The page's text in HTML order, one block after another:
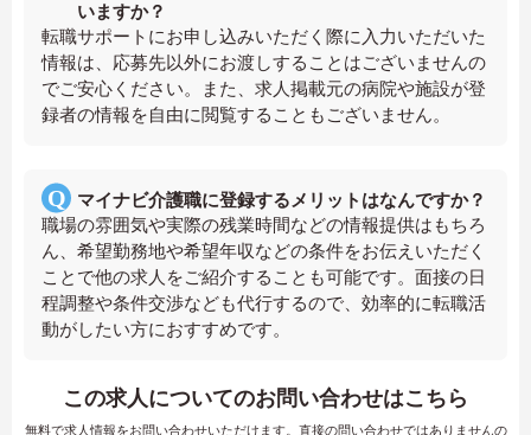
いますか？
転職サポートにお申し込みいただく際に入力いただいた
情報は、応募先以外にお渡しすることはございませんの
でご安心ください。また、求人掲載元の病院や施設が登
録者の情報を自由に閲覧することもございません。
マイナビ介護職に登録するメリットはなんですか？
職場の雰囲気や実際の残業時間などの情報提供はもちろ
ん、希望勤務地や希望年収などの条件をお伝えいただく
ことで他の求人をご紹介することも可能です。面接の日
程調整や条件交渉なども代行するので、効率的に転職活
動がしたい方におすすめです。
この求人についてのお問い合わせはこちら
無料で求人情報をお問い合わせいただけます。直接の問い合わせではありませんの